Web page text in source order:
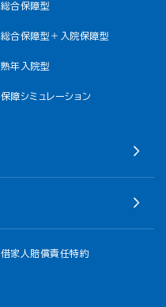
総合保障型
総合保障型＋入院保障型
熟年入院型
保障シミュレーション
借家人賠償責任特約